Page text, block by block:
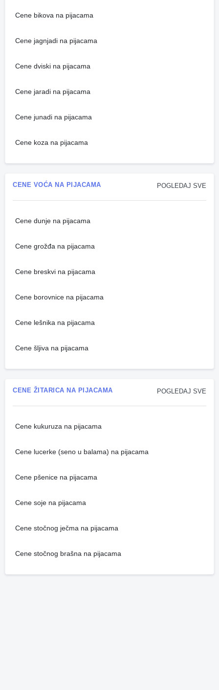
Cene bikova na pijacama
Cene jagnjadi na pijacama
Cene dviski na pijacama
Cene jaradi na pijacama
Cene junadi na pijacama
Cene koza na pijacama
POGLEDAJ SVE
CENE VOĆA NA PIJACAMA
Cene dunje na pijacama
Cene grožđa na pijacama
Cene breskvi na pijacama
Cene borovnice na pijacama
Cene lešnika na pijacama
Cene šljiva na pijacama
POGLEDAJ SVE
CENE ŽITARICA NA PIJACAMA
Cene kukuruza na pijacama
Cene lucerke (seno u balama) na pijacama
Cene pšenice na pijacama
Cene soje na pijacama
Cene stočnog ječma na pijacama
Cene stočnog brašna na pijacama